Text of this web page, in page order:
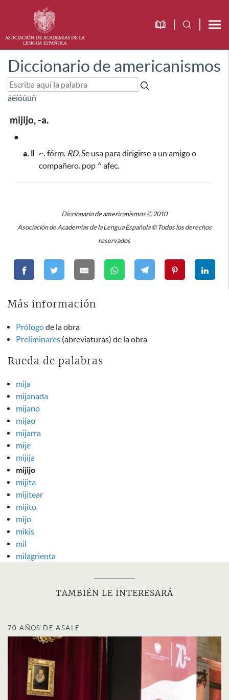
Diccionario de americanismos
áéíóúüñ
mijijo, -a.
●
a. ǁ ~. fórm. RD.Se usa para dirigirse a un amigo o
compañero. pop ^ afec.
Diccionario de americanismos © 2010
Asociación de Academias de la Lengua Española © Todos los derechos
reservados
Más información
Prólogode la obra
Preliminares (abreviaturas) de la obra
Rueda de palabras
mija
mijanada
mijano
mijao
mijarra
mije
mijija
mijijo
mijita
mijitear
mijito
mijo
mikis
mil
milagrienta
TAMBIÉN LE INTERESARÁ
70 AÑOS DE ASALE